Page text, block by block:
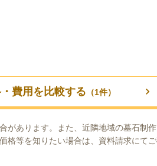
費用を比較する （1件）
があります。また、近隣地域の墓石制
格等を知りたい場合は、資料請求にてご